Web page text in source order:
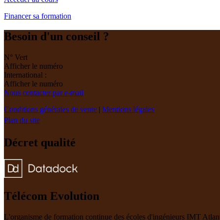
Financer sa formation
Besoin d'un conseil ?
N° Vert
Afficher le numéro
International :
Afficher le numéro
Nous contacter par e-mail
Conditions générales de vente | Mentions légales
Plan du site
Décret qualité
Télécom Evolution
L'organisme de formation continue des écoles d'ingénieurs IMT